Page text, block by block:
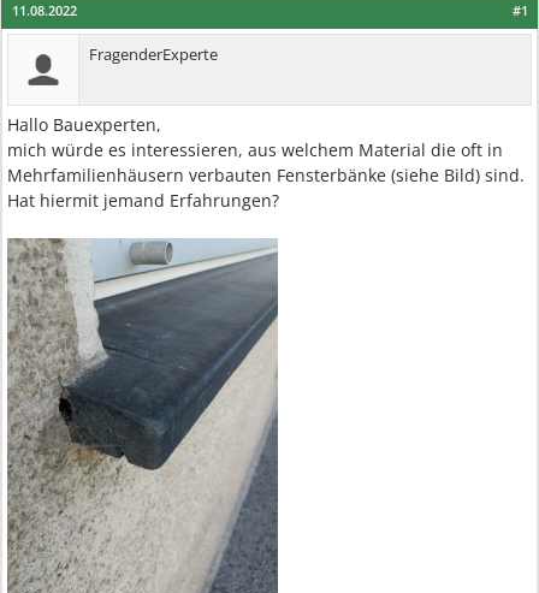
#1
11.08.2022
FragenderExperte
Hallo Bauexperten,
mich würde es interessieren, aus welchem Material die oft in
Mehrfamilienhäusern verbauten Fensterbänke (siehe Bild) sind.
Hat hiermit jemand Erfahrungen?